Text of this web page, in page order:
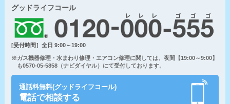
グッドライフコール
[受付時間］全日 9:00～19:00
※ガス機器修理・水まわり修理・エアコン修理に関しては、夜間【19:00～9:00】
も0570-05-5858（ナビダイヤル）にて受付しております。
通話料無料(グッドライフコール)
電話で相談する